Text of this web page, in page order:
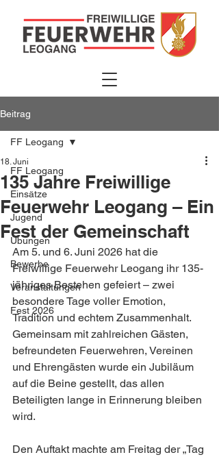
Beitrag
FF Leogang
Einsätze
Jugend
Übungen
Bewerbe
Veranstaltungen
Fest 2026
FF Leogang
135 Jahre Freiwillige
Feuerwehr Leogang – Ein
Fest der Gemeinschaft
18. Juni
Am 5. und 6. Juni 2026 hat die
Freiwillige Feuerwehr Leogang ihr 135-
jähriges Bestehen gefeiert – zwei
besondere Tage voller Emotion,
Tradition und echtem Zusammenhalt.
Gemeinsam mit zahlreichen Gästen,
befreundeten Feuerwehren, Vereinen
und Ehrengästen wurde ein Jubiläum
auf die Beine gestellt, das allen
Beteiligten lange in Erinnerung bleiben
wird.
Den Auftakt machte am Freitag der „Tag